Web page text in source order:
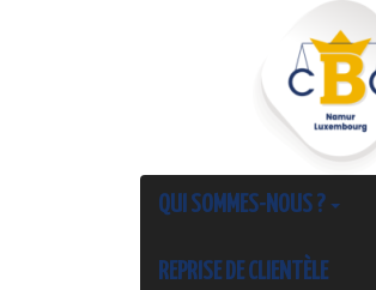
QUI SOMMES-NOUS ?
REPRISE DE CLIENTÈLE